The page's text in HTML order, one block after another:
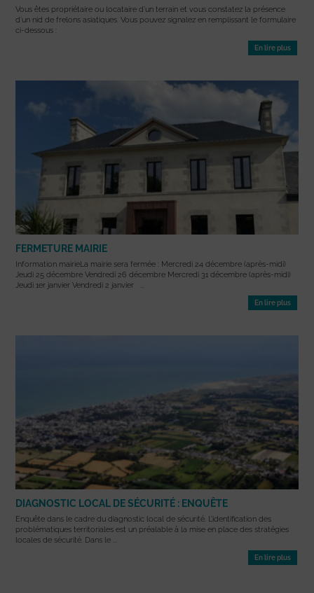
Vous êtes propriétaire ou locataire d’un terrain et vous constatez la présence
d’un nid de frelons asiatiques. Vous pouvez signalez en remplissant le formulaire
ci-dessous :
En lire plus
FERMETURE MAIRIE
Information mairieLa mairie sera fermée : Mercredi 24 décembre (après-midi)
Jeudi 25 décembre Vendredi 26 décembre Mercredi 31 décembre (après-midi)
Jeudi 1er janvier Vendredi 2 janvier ...
En lire plus
DIAGNOSTIC LOCAL DE SÉCURITÉ : ENQUÊTE
Enquête dans le cadre du diagnostic local de sécurité. L’identification des
problématiques territoriales est un préalable à la mise en place des stratégies
locales de sécurité. Dans le ...
En lire plus